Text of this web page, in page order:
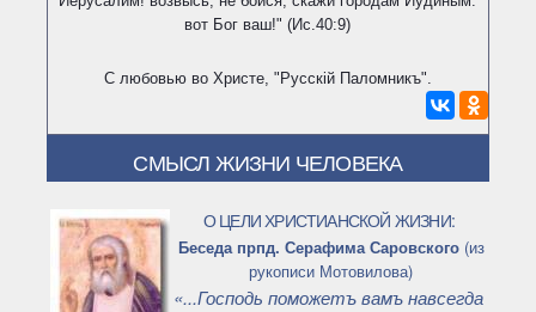
вот Бог ваш!" (Ис.40:9)
С любовью во Христе, "Русскiй Паломникъ".
СМЫСЛ ЖИЗНИ ЧЕЛОВЕКА
О ЦЕЛИ ХРИСТИАНСКОЙ ЖИЗНИ:
Беседа прпд. Серафима Саровского(из
рукописи Мотовилова)
«...Господь поможетъ вамъ навсегда